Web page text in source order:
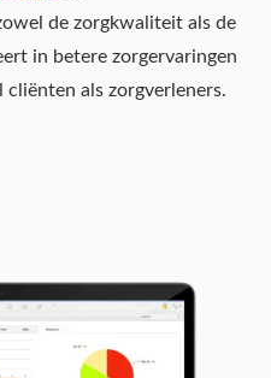
de zorgkwaliteit als de
in betere zorgervaringen
als zorgverleners.